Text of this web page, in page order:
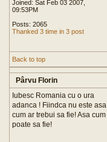
Joined: Sat Feb 03 2007,
09:53PM
Posts: 2065
Thanked 3 time in 3 post
Back to top
Pârvu Florin
Iubesc Romania cu o ura
adanca ! Fiindca nu este asa
cum ar trebui sa fie! Asa cum
poate sa fie!